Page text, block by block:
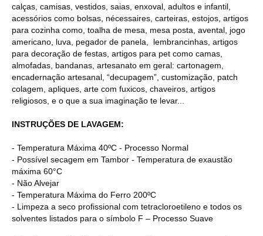
calças, camisas, vestidos, saias, enxoval, adultos e infantil,
acessórios como bolsas, nécessaires, carteiras, estojos, artigos
para cozinha como, toalha de mesa, mesa posta, avental, jogo
americano, luva, pegador de panela, lembrancinhas, artigos
para decoração de festas, artigos para pet como camas,
almofadas, bandanas, artesanato em geral: cartonagem,
encadernação artesanal, “decupagem”, customização, patch
colagem, apliques, arte com fuxicos, chaveiros, artigos
religiosos, e o que a sua imaginação te levar...
INSTRUÇÕES DE LAVAGEM:
- Temperatura Máxima 40ºC - Processo Normal
- Possível secagem em Tambor - Temperatura de exaustão
máxima 60°C
- Não Alvejar
- Temperatura Máxima do Ferro 200ºC
- Limpeza a seco profissional com tetracloroetileno e todos os
solventes listados para o símbolo F – Processo Suave